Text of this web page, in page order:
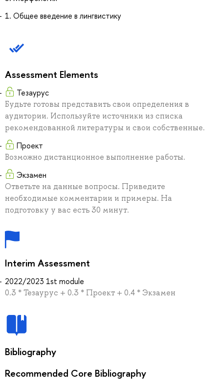
1. Общее введение в лингвистику
Assessment Elements
Тезаурус
Будьте готовы представить свои определения в
аудитории. Используйте источники из списка
рекомендованной литературы и свои собственные.
Проект
Возможно дистанционное выполнение работы.
Экзамен
Ответьте на данные вопросы. Приведите
необходимые комментарии и примеры. На
подготовку у вас есть 30 минут.
Interim Assessment
2022/2023 1st module
0.3 * Тезаурус + 0.3 * Проект + 0.4 * Экзамен
Bibliography
Recommended Core Bibliography